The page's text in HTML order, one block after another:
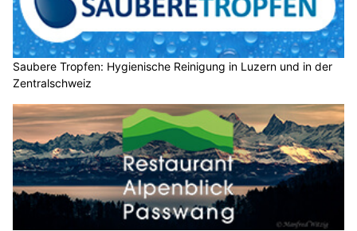
Saubere Tropfen: Hygienische Reinigung in Luzern und in der
Zentralschweiz